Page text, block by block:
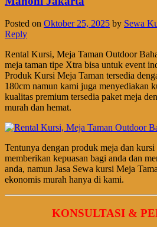
Posted on Oktober 25, 2025 by Sewa
Reply
Rental Kursi, Meja Taman Outdoor
meja taman tipe Xtra bisa untuk event
Produk Kursi Meja Taman tersedia
180cm namun kami juga menyediakan
kualitas premium tersedia paket meja
murah dan hemat.
Tentunya dengan produk meja dan
memberikan kepuasan bagi anda dan
anda, namun Jasa Sewa kursi Meja
ekonomis murah hanya di kami.
KONSULTASI &